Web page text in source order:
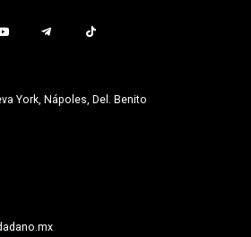
York, Nápoles, Del. Benito